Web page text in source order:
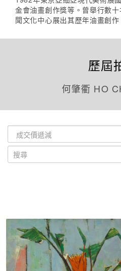
金會油畫創作獎等。曾舉行數
聞文化中心展出其歷年油畫創作
歷屆
何肇衢 HO